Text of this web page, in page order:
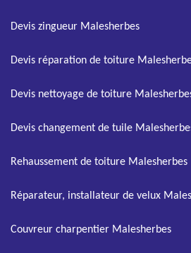
Devis zingueur Malesherbes
Devis réparation de toiture
Devis nettoyage de toiture
Devis changement de tuile
Rehaussement de toiture Malesherbes
Réparateur, installateur de velux
Couvreur charpentier Malesherbes